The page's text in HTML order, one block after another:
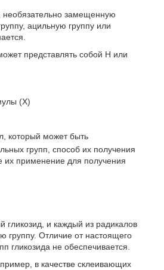
необязательно замещенную
ацильную группу или
представлять собой Н или
(X)
который может быть
групп, способ их получения
их применение для получения
и каждый из радикалов
группу. Отличие от настоящего
гликозида не обеспечивается.
в качестве склеивающих